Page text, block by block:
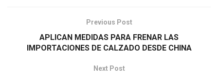
Previous Post
APLICAN MEDIDAS PARA FRENAR LAS
IMPORTACIONES DE CALZADO DESDE CHINA
Next Post